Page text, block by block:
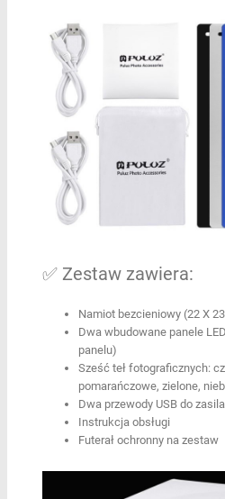
✅ Zestaw zawiera:
Namiot bezcieniowy (22 X
Dwa wbudowane panele
panelu)
Sześć teł fotograficznych:
pomarańczowe, zielone,
Dwa przewody USB do
Instrukcja obsługi
Futerał ochronny na zestaw